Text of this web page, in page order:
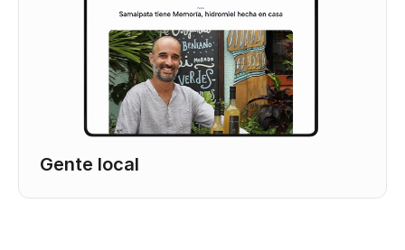
Gente local